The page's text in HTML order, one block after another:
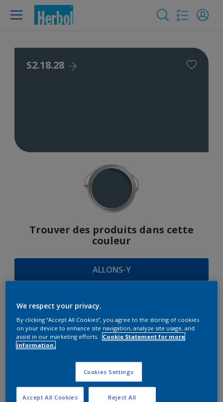
S2.18.28
Trouver des produits dans cette
couleur
ALLONS-Y
SUGGESTIONS
D'HARMONIES
Le Blanc Parfait
We respect your privacy.
By clicking “Accept All Cookies”, you agree to the storing of cookies
on your device to enhance site navigation, analyze site usage, and
assist in our marketing efforts.
Cookie Statement for more
information.
Cookies Settings
Reject All
Accept All Cookies